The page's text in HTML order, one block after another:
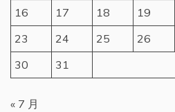
16
17 18 19
23
24 25 26
30
31
« 7 月